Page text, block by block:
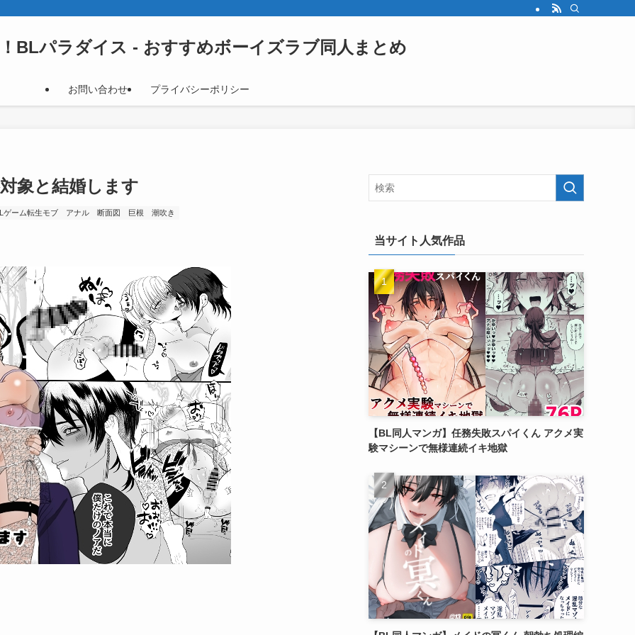
BLパラダイス - おすすめボーイズラブ同人まとめ
お問い合わせ プライバシーポリシー
象と結婚します
ゲーム転生モブ アナル 断面図 巨根 潮吹き
当サイト人気作品
【BL同人マンガ】任務失敗スパイくん アクメ実
験マシーンで無様連続イキ地獄